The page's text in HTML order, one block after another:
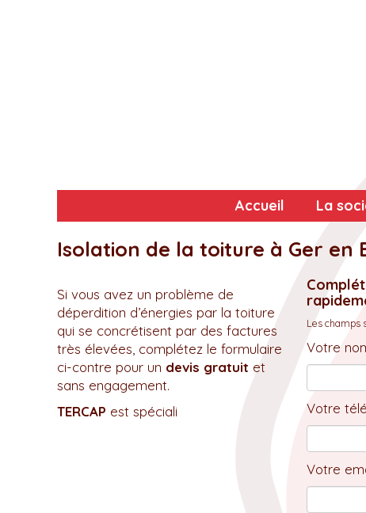
Accueil La
Isolation de la toiture à Ger en
Si vous avez un problème de
déperdition d’énergies par la toiture
qui se concrétisent par des factures
très élevées, complétez le formulaire
ci-contre pour un devis gratuit et
sans engagement.
TERCAP est spéciali
Les champs
Votre
Votre
Votre